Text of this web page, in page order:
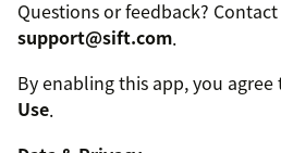
Questions or feedback?
support@sift.com.
By enabling this app, you
Use.